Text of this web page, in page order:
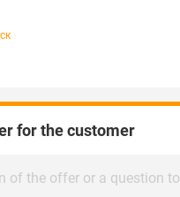
for the customer
of the offer or a question